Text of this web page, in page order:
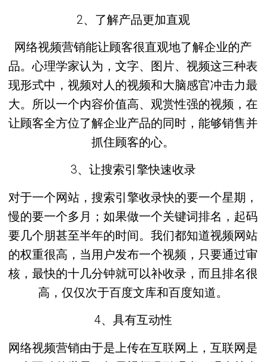
2、了解产品更加直观
网络视频营销能让顾客很直观地了解企业的产
品。心理学家认为，文字、图片、视频这三种表
现形式中，视频对人的视频和大脑感官冲击力最
大。所以一个内容价值高、观赏性强的视频，在
让顾客全方位了解企业产品的同时，能够销售并
抓住顾客的心。
3、让搜索引擎快速收录
对于一个网站，搜索引擎收录快的要一个星期，
慢的要一个多月；如果做一个关键词排名，起码
要几个朋甚至半年的时间。我们都知道视频网站
的权重很高，当用户发布一个视频，只要通过审
核，最快的十几分钟就可以补收录，而且排名很
高，仅仅次于百度文库和百度知道。
4、具有互动性
网络视频营销由于是上传在互联网上，互联网是